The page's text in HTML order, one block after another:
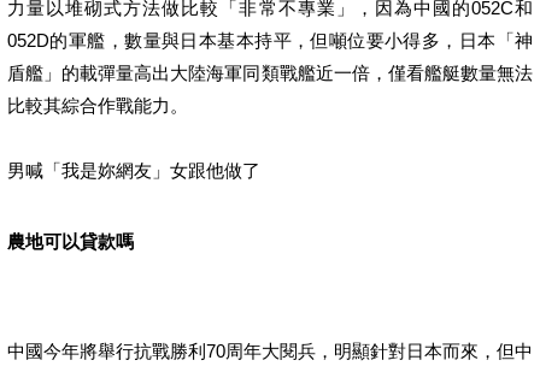
力量以堆砌式方法做比較「非常不專業」，因為中國的052C和
052D的軍艦，數量與日本基本持平，但噸位要小得多，日本「神
盾艦」的載彈量高出大陸海軍同類戰艦近一倍，僅看艦艇數量無法
比較其綜合作戰能力。
男喊「我是妳網友」女跟他做了
農地可以貸款嗎
中國今年將舉行抗戰勝利70周年大閱兵，明顯針對日本而來，但中